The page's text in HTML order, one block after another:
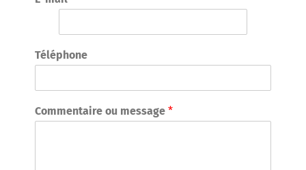
Téléphone
Commentaire ou message *